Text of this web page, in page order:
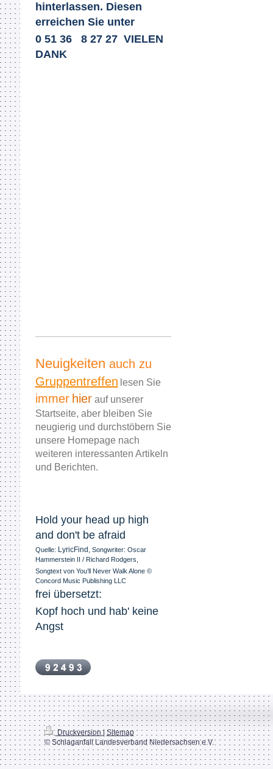
hinterlassen. Diesen
erreichen Sie unter
0 51 36 8 27 27 VIELEN
DANK
Neuigkeiten auch zu
Gruppentreffen lesen Sie
immer hierauf unserer
Startseite, aber bleiben Sie
neugierig und durchstöbern Sie
unsere Homepage nach
weiteren interessanten Artikeln
und Berichten.
Hold your head up high
and don't be afraid
Quelle: LyricFind Songwriter: Oscar
Hammerstein II / Richard Rodgers,
Songtext von You’ll Never Walk Alone ©
Concord Music Publishing LLC
frei übersetzt:
Kopf hoch und hab' keine
Angst
Druckversion| Sitemap
© Schlaganfall Landesverband Niedersachsen e.V.